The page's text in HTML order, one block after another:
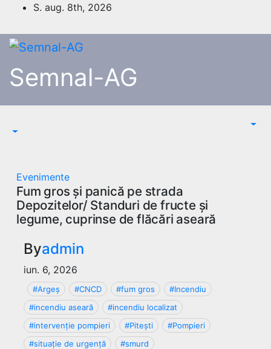
content
S. aug. 8th, 2026
Semnal-AG
Evenimente
Fum gros și panică pe strada
Depozitelor/ Standuri de fructe și
legume, cuprinse de flăcări aseară
Byadmin
iun. 6, 2026
#Argeș #CNCD #fum gros
#Incendiu
#incendiu aseară
#incendiu localizat
#intervenție pompieri
#Pitești
#Pompieri
#situație de urgență
#smurd